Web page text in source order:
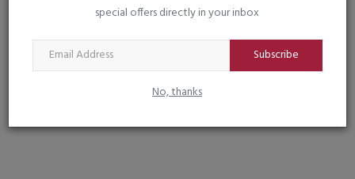
special offers directly in your inbox
Subscribe
No, thanks